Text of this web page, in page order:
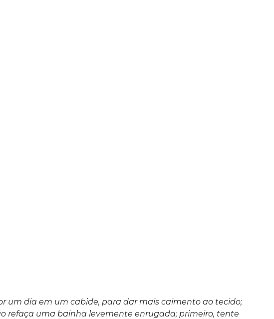
um dia em um cabide, para dar mais caimento ao tecido;
refaça uma bainha levemente enrugada; primeiro, tente